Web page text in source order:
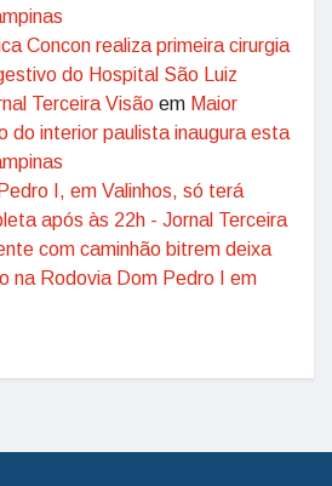
Concon realiza primeira cirurgia
do Hospital São Luiz
Terceira Visão em Maior
do interior paulista inaugura esta
I, em Valinhos, só terá
após às 22h - Jornal Terceira
com caminhão bitrem deixa
na Rodovia Dom Pedro I em